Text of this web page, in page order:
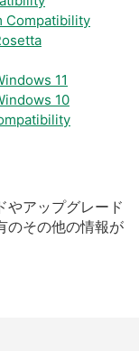
Compatibility
11
10
やアップグレード
のその他の情報が